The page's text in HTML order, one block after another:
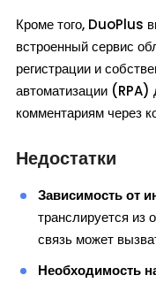
Кроме того, DuoPlus
встроенный сервис
регистрации и
автоматизации
комментариям через
Недостатки
Зависимость от
транслируется из
связь может
Необходимость